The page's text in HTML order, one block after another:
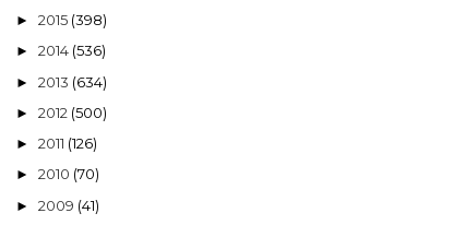
► 2015 (398)
► 2014 (536)
► 2013 (634)
► 2012 (500)
► 2011 (126)
► 2010 (70)
► 2009 (41)